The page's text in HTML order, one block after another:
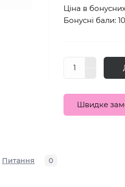
Ціна в
Бонусні бали: 10
Швидке
Питання 0